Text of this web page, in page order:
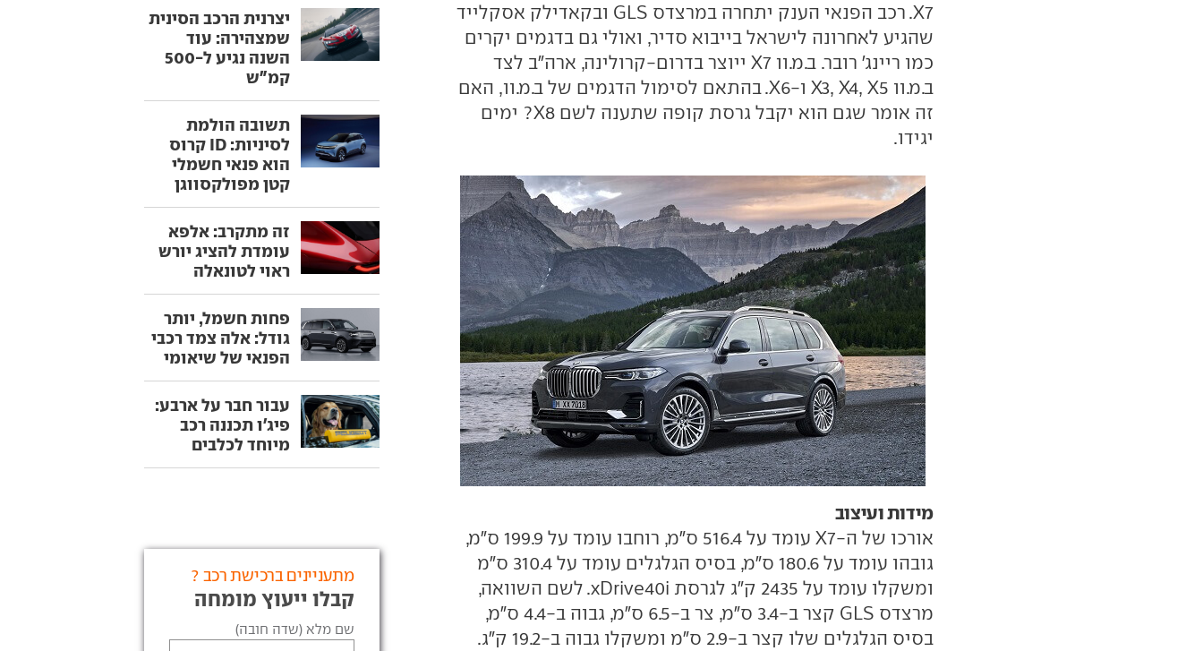
X7. רכב הפנאי הענק יתחרה במרצדס GLS ובקאדילק אסקלייד
שהגיע לאחרונה לישראל בייבוא סדיר, ואולי גם בדגמים יקרים
כמו ריינג' רובר. ב.מ.וו X7 ייוצר בדרום-קרולינה, ארה"ב לצד
ב.מ.וו X3, X4, X5 ו-X6. בהתאם לסימול הדגמים של ב.מ.וו, האם
זה אומר שגם הוא יקבל גרסת קופה שתענה לשם X8? ימים
יגידו.
מידות ועיצוב
אורכו של ה-X7 עומד על 516.4 ס"מ, רוחבו עומד על 199.9 ס"מ,
גובהו עומד על 180.6 ס"מ, בסיס הגלגלים עומד על 310.4 ס"מ
ומשקלו עומד על 2435 ק"ג לגרסת xDrive40i. לשם השוואה,
מרצדס GLS קצר ב-3.4 ס"מ, צר ב-6.5 ס"מ, גבוה ב-4.4 ס"מ,
בסיס הגלגלים שלו קצר ב-2.9 ס"מ ומשקלו גבוה ב-19.2 ק"ג.
יצרנית הרכב הסינית
שמצהירה: עוד
השנה נגיע ל-500
קמ"ש
תשובה הולמת
לסיניות: ID קרוס
הוא פנאי חשמלי
קטן מפולקסווגן
זה מתקרב: אלפא
עומדת להציג יורש
ראוי לטונאלה
פחות חשמל, יותר
גודל: אלה צמד רכבי
הפנאי של שיאומי
עבור חבר על ארבע:
פיג'ו תכננה רכב
מיוחד לכלבים
מתעניינים ברכישת רכב ?
קבלו ייעוץ מומחה
שם מלא (שדה חובה)